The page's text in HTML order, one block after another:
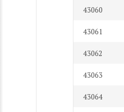
43060
43061
43062
43063
43064